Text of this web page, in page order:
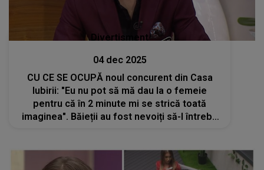
Divertisment
04 dec 2025
CU CE SE OCUPĂ noul concurent din Casa
Iubirii: "Eu nu pot să mă dau la o femeie
pentru că în 2 minute mi se strică toată
imaginea". Băieții au fost nevoiți să-l întrebe